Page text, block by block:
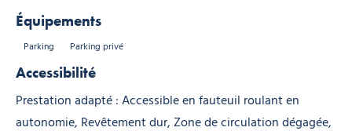
Équipements
Parking Parking privé
Accessibilité
Prestation adapté : Accessible en fauteuil roulant en
autonomie, Revêtement dur, Zone de circulation dégagée,